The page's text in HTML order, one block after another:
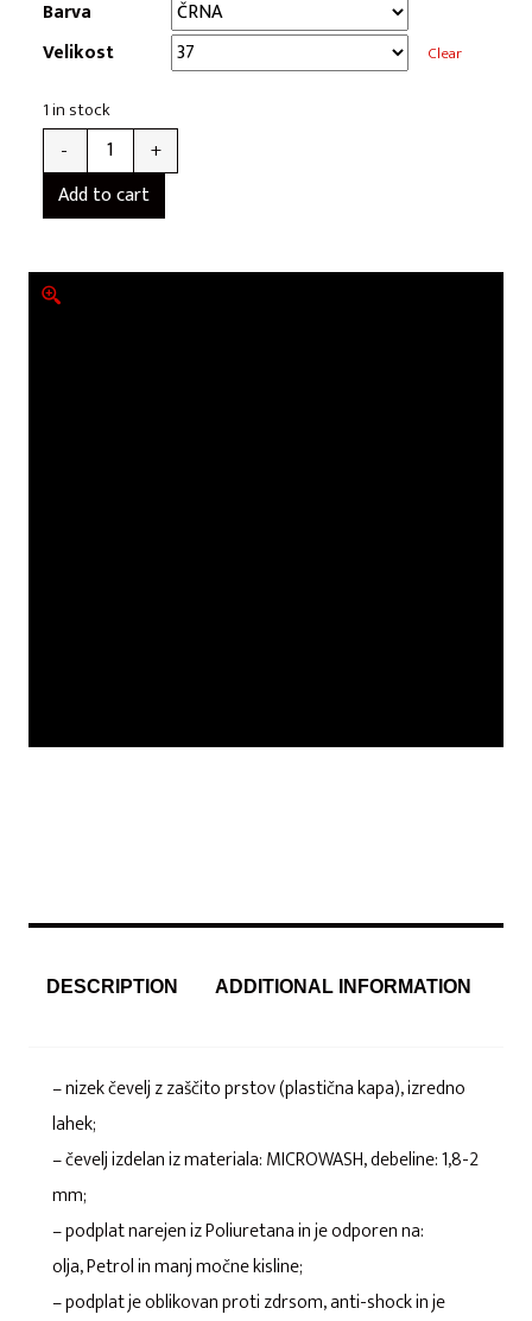
Barva
Velikost
Clear
1 in stock
-
+
Add to cart
DESCRIPTION ADDITIONAL INFORMATION
– nizek čevelj z zaščito prstov (plastična kapa), izredno
lahek;
– čevelj izdelan iz materiala: MICROWASH, debeline: 1,8-2
mm;
– podplat narejen iz Poliuretana in je odporen na:
olja, Petrol in manj močne kisline;
– podplat je oblikovan proti zdrsom, anti-shock in je